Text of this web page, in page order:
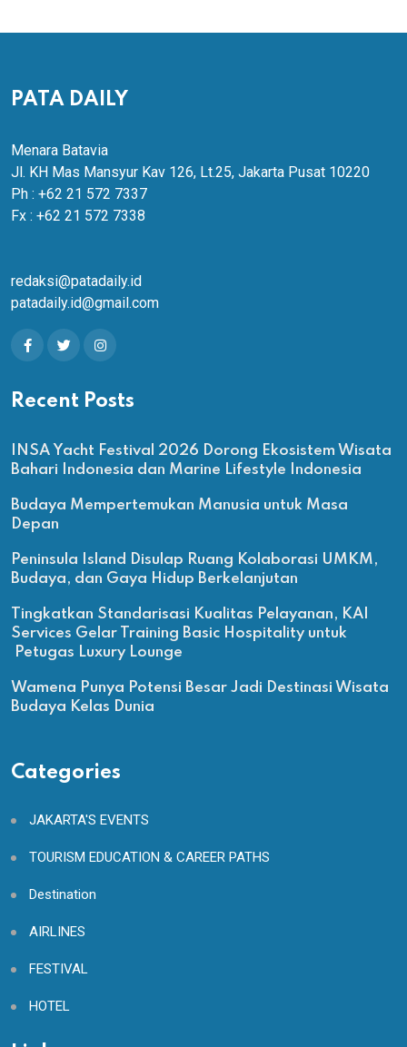
PATA DAILY
Menara Batavia
Jl. KH Mas Mansyur Kav 126, Lt.25, Jakarta Pusat 10220
Ph : +62 21 572 7337
Fx : +62 21 572 7338
redaksi@patadaily.id
patadaily.id@gmail.com
Recent Posts
INSA Yacht Festival 2026 Dorong Ekosistem Wisata
Bahari Indonesia dan Marine Lifestyle Indonesia
Budaya Mempertemukan Manusia untuk Masa
Depan
Peninsula Island Disulap Ruang Kolaborasi UMKM,
Budaya, dan Gaya Hidup Berkelanjutan
Tingkatkan Standarisasi Kualitas Pelayanan, KAI
Services Gelar Training Basic Hospitality untuk
Petugas Luxury Lounge
Wamena Punya Potensi Besar Jadi Destinasi Wisata
Budaya Kelas Dunia
Categories
JAKARTA'S EVENTS
TOURISM EDUCATION & CAREER PATHS
Destination
AIRLINES
FESTIVAL
HOTEL